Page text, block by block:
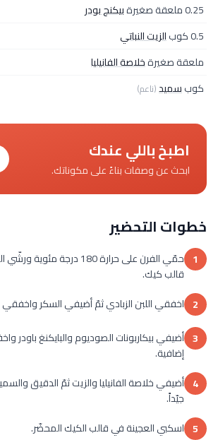
0.25 ملعقة صغيرة
بيكنج بودر
0.5 كوب
الزيت النباتي
ملعقة صغيرةخلاصة الفانيليا
كوبسميد(ناعم)
اطبخ باللي عندك
ابحث عن وصفات بناءً على مكوناتك.
خطوات التحضير
1
حمّي الفرن على حرارة 180
قالب كيك.
2 اخفقي اللبن الزبادي ثمّ أضيفي السكر
3 أضيفي بيكاربونات الصوديوم والبايكنغ
إضافية.
4 أضيفي خلاصة الفانيليا والزيت ثمّ الدقيق
جيّداً.
5 اسكبي العجينة في قالب الكيك المحضّر.